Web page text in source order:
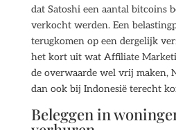
dat Satoshi een aantal bitcoins
verkocht werden. Een
terugkomen op een dergelijk
het kort uit wat Affiliate
de overwaarde wel vrij maken,
dan ook bij Indonesië terecht
Beleggen in